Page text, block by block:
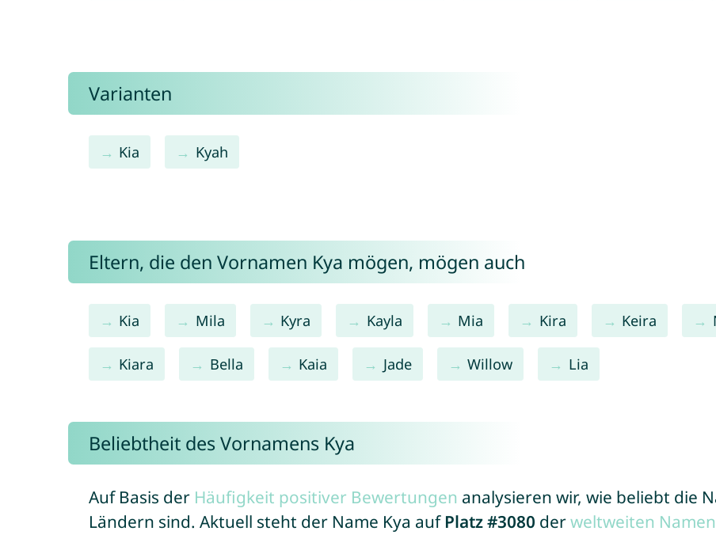
Varianten
Kia Kyah
Eltern, die den Vornamen Kya mögen, mögen auch
Kia Mila Kyra Kayla Mia Kira Keira
Kiara Bella Kaia Jade Willow Lia
Beliebtheit des Vornamens Kya
Auf Basis der Häufigkeit positiver Bewertungen analysieren wir, wie beliebt die
Ländern sind. Aktuell steht der Name Kya auf Platz #3080 derweltweiten